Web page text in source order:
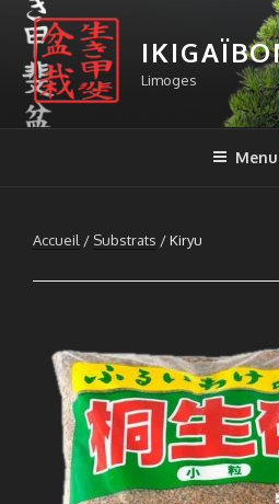
Aller
contenu
principal
Limoges
Menu
Accueil / Substrats / Kiryu